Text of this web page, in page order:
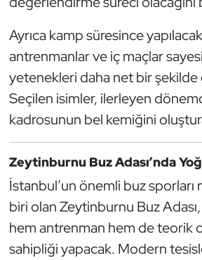
Ayrıca kamp süresince
antrenmanlar ve iç maçlar
yetenekleri daha net bir şekilde
Seçilen isimler, ilerleyen
kadrosunun bel kemiğini
Zeytinburnu Buz Adası’nda
İstanbul’un önemli buz
biri olan Zeytinburnu Buz
hem antrenman hem de teorik
sahipliği yapacak. Modern
Masa Tenisi
Modern Pentatlon
Motor Sporları
Muay Thai
Optimist
Oryantiring